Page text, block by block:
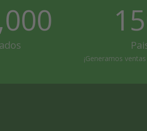
¡Generamos